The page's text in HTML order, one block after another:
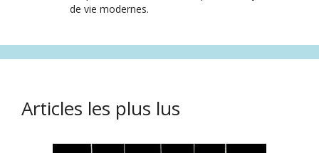
de vie modernes.
Articles les plus lus